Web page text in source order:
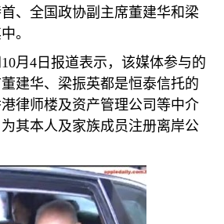
、全国政协副主席董建华和梁
。
10月 4 日报道表示，该媒体参与的
建华、梁振英都是恒泰信托的
律师楼及资产管理公司等中介
其本人及家族成员注册离岸公